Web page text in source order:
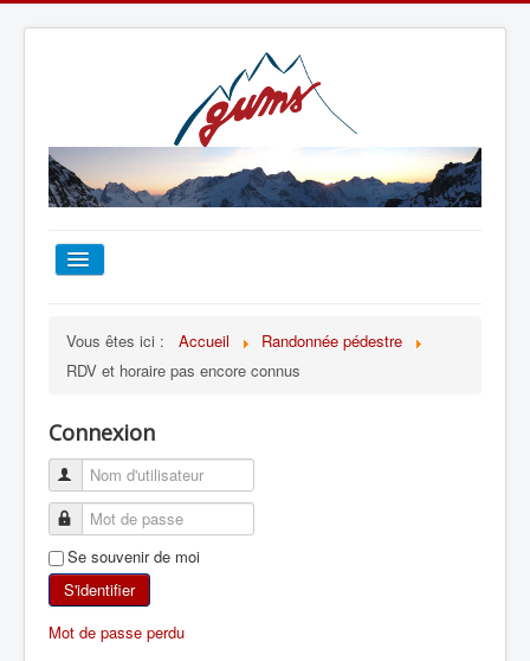
TOUT SUR LE GUMS
ESCALADE
ALPINISME
SKI DE RANDONNÉE
Vous êtes ici : Accueil
Randonnée pédestre
RDV et horaire pas encore connus
Connexion
Se souvenir de moi
S'identifier
Mot de passe perdu